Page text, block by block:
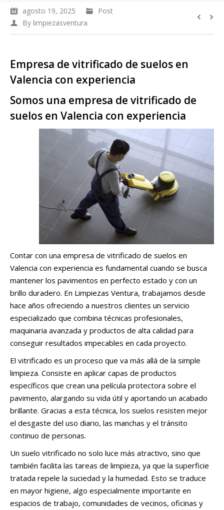
agosto 19, 2025
Post
By limpiezasventura
Empresa de vitrificado de suelos en
Valencia con experiencia
Somos una empresa de vitrificado de
suelos en Valencia con experiencia
Contar con una empresa de vitrificado de suelos en
Valencia con experiencia es fundamental cuando se busca
mantener los pavimentos en perfecto estado y con un
brillo duradero. En Limpiezas Ventura, trabajamos desde
hace años ofreciendo a nuestros clientes un servicio
especializado que combina técnicas profesionales,
maquinaria avanzada y productos de alta calidad para
conseguir resultados impecables en cada proyecto.
El vitrificado es un proceso que va más allá de la simple
limpieza. Consiste en aplicar capas de productos
específicos que crean una película protectora sobre el
pavimento, alargando su vida útil y aportando un acabado
brillante. Gracias a esta técnica, los suelos resisten mejor
el desgaste del uso diario, las manchas y el tránsito
continuo de personas.
Un suelo vitrificado no solo luce más atractivo, sino que
también facilita las tareas de limpieza, ya que la superficie
tratada repele la suciedad y la humedad. Esto se traduce
en mayor higiene, algo especialmente importante en
espacios de trabajo, comunidades de vecinos, oficinas y